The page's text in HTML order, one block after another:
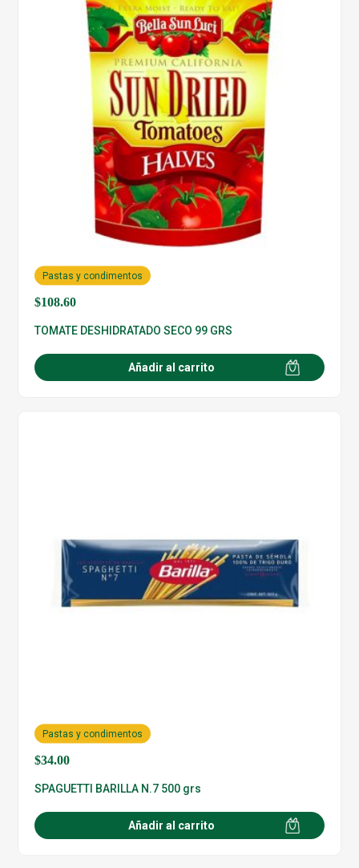
$108.60
Pastas y condimentos
TOMATE DESHIDRATADO SECO 99 GRS
Añadir al carrito
$34.00
Pastas y condimentos
SPAGUETTI BARILLA N.7 500 grs
Añadir al carrito